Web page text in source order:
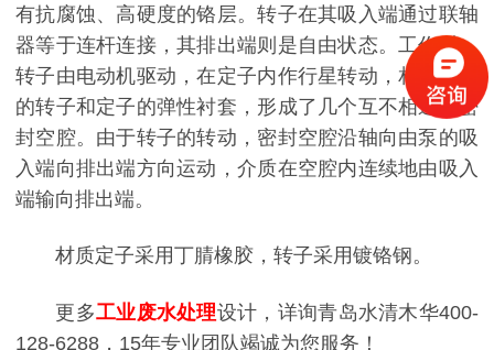
有抗腐蚀、高硬度的铬层。转子在其吸入端通过联轴
器等于连杆连接，其排出端则是自由状态。工作时，
转子由电动机驱动，在定子内作行星转动，相互配合
的转子和定子的弹性衬套，形成了几个互不相通的密
封空腔。由于转子的转动，密封空腔沿轴向由泵的吸
入端向排出端方向运动，介质在空腔内连续地由吸入
端输向排出端。
材质定子采用丁腈橡胶，转子采用镀铬钢。
更多工业废水处理设计，详询青岛水清木华400-
128-6288，15年专业团队竭诚为您服务！